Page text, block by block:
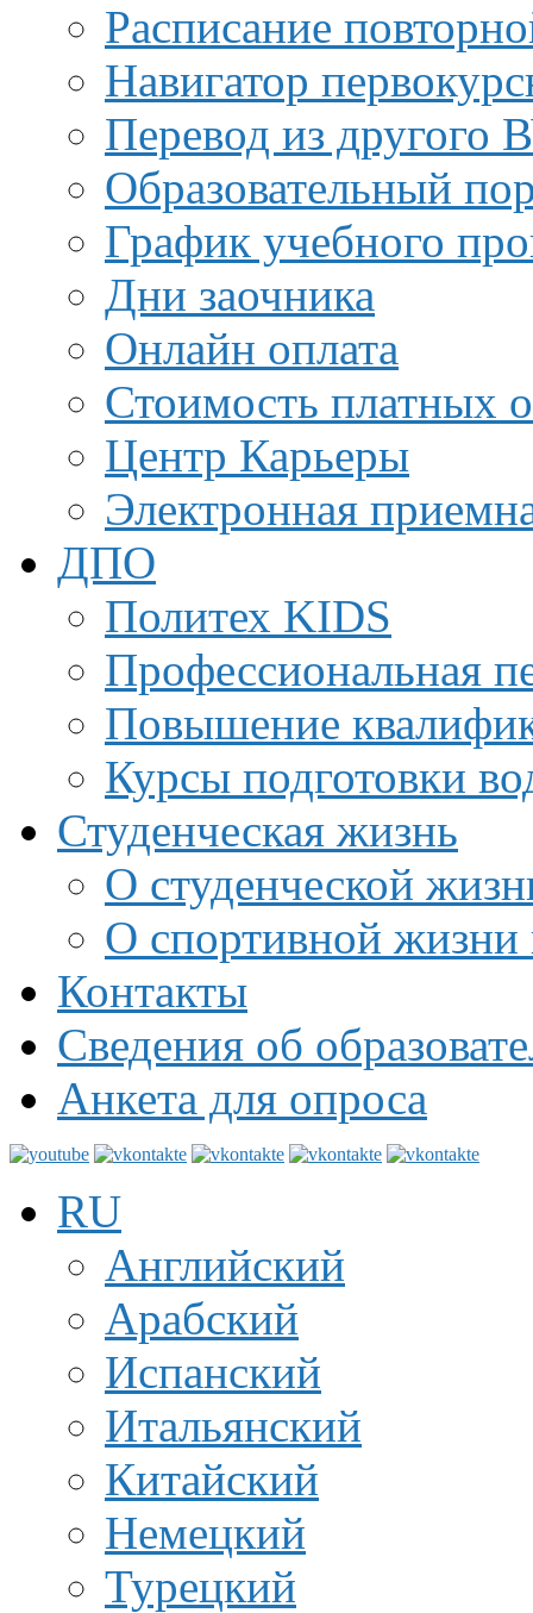
Расписание
Навигатор
Перевод из другого
Образовательный
График учебного
Дни заочника
Онлайн оплата
Стоимость платных
Центр Карьеры
Электронная
ДПО
Политех KIDS
Профессиональная
Повышение
Курсы подготовки
Студенческая жизнь
О студенческой
О спортивной жизни
Контакты
Сведения об
Анкета для опроса
RU
Английский
Арабский
Испанский
Итальянский
Китайский
Немецкий
Турецкий